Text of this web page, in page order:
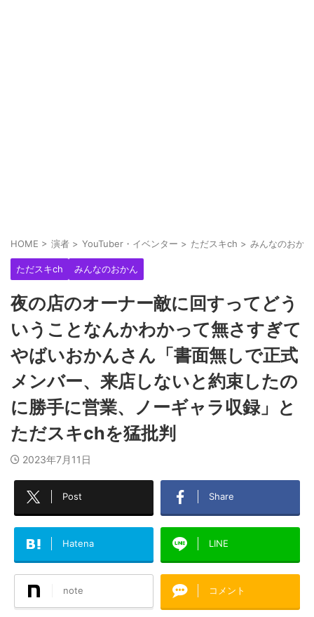
HOME > 演者 > YouTuber・イベンター > ただスキch > みんなのおかん
ただスキch みんなのおかん
夜の店のオーナー敵に回すってどう
いうことなんかわかって無さすぎて
やばいおかんさん「書面無しで正式
メンバー、来店しないと約束したの
に勝手に営業、ノーギャラ収録」と
ただスキchを猛批判
2023年7月11日
Post Share
Hatena LINE
note コメント